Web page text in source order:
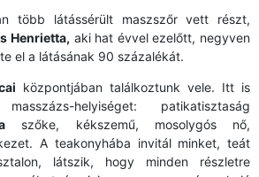
több látássérült maszszőr vett részt,
Henrietta, aki hat évvel ezelőtt, negyven
el a látásának 90 százalékát.
központjában találkoztunk vele. Itt is
helyiséget: patikatisztaság
szőke, kékszemű, mosolygós nő,
A teakonyhába invitál minket, teát
látszik, hogy minden részletre